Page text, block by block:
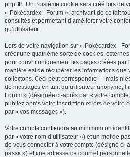
phpBB. Un troisième cookie sera créé lors de
« Pokécardex - Forum », archivant de ce fait
consultés et permettant d’améliorer votre
qu’utilisateur.
Lors de votre navigation sur « Pokécardex -
créer une quatrième sorte de cookies,
pour couvrir uniquement les pages créées par
manière est de récupérer les informations que
collectons. Ceci peut correspondre — mais
de messages en tant qu’utilisateur anonyme,
Forum » (désignée ci-après par « votre
publiez après votre inscription et lors de votre
par « vos messages »).
Votre compte contiendra au minimum un
par « votre nom d’utilisateur ») et un mot de
de vous connecter à votre compte (désigné ci-
passe ») et une adresse de courriel